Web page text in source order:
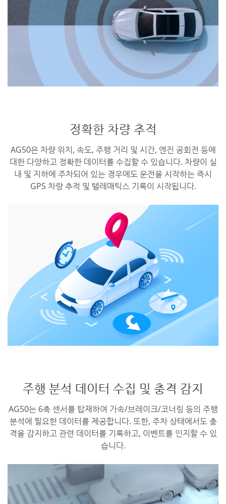
정확한 차량 추적
AG50은 차량 위치, 속도, 주행 거리 및 시간, 엔진 공회전 등에
대한 다양하고 정확한 데이터를 수집할 수 있습니다. 차량이 실
내 및 지하에 주차되어 있는 경우에도 운전을 시작하는 즉시
GPS 차량 추적 및 텔레매틱스 기록이 시작됩니다.
주행 분석 데이터 수집 및 충격 감지
AG50는 6축 센서를 탑재하여 가속/브레이크/코너링 등의 주행
분석에 필요한 데이터를 제공합니다. 또한, 주차 상태에서도 충
격을 감지하고 관련 데이터를 기록하고, 이벤트를 인지할 수 있
습니다.